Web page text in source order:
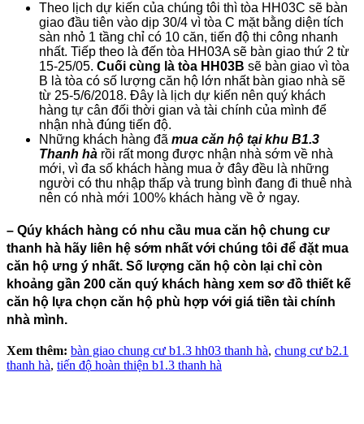
Theo lịch dự kiến của chúng tôi thì tòa HH03C sẽ bàn
giao đầu tiên vào dịp 30/4 vì tòa C mặt bằng diện tích
sàn nhỏ 1 tầng chỉ có 10 căn, tiến độ thi công nhanh
nhất. Tiếp theo là đến tòa HH03A sẽ bàn giao thứ 2 từ
15-25/05. Cuối cùng là tòa HH03B sẽ bàn giao vì tòa
B là tòa có số lượng căn hộ lớn nhất bàn giao nhà sẽ
từ 25-5/6/2018. Đây là lịch dự kiến nên quý khách
hàng tự cân đối thời gian và tài chính của mình để
nhận nhà đúng tiến độ.
Những khách hàng đã mua căn hộ tại khu B1.3
Thanh hà rồi rất mong được nhận nhà sớm về nhà
mới, vì đa số khách hàng mua ở đây đều là những
người có thu nhập thấp và trung bình đang đi thuê nhà
nên có nhà mới 100% khách hàng về ở ngay.
– Qúy khách hàng có nhu cầu mua căn hộ chung cư
thanh hà hãy liên hệ sớm nhất với chúng tôi để đặt mua
căn hộ ưng ý nhất. Số lượng căn hộ còn lại chỉ còn
khoảng gần 200 căn quý khách hàng xem sơ đồ thiết kế
căn hộ lựa chọn căn hộ phù hợp với giá tiền tài chính
nhà mình.
Xem thêm: bàn giao chung cư b1.3 hh03 thanh hà, chung cư b2.1
thanh hà, tiến độ hoàn thiện b1.3 thanh hà